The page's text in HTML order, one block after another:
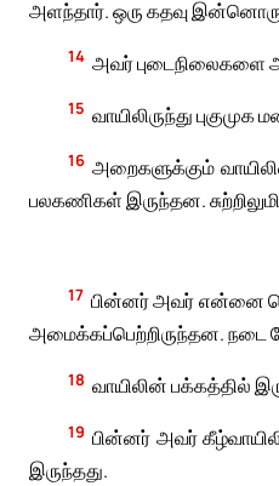
அளந்தார். ஒரு கதவு இன்னொரு
14 அவர் புடைநிலைகளை
15 வாயிலிருந்து
16 அறைகளுக்கும்
பலகணிகள் இருந்தன.
17 பின்னர் அவர் என்னை
அமைக்கப்பெற்றிருந்தன. நடை
18 வாயிலின் பக்கத்தில்
19 பின்னர் அவர்
இருந்தது.